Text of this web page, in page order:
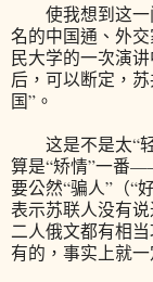
使我想到这一
名的中国通、外
民大学的一次演
后，可以断定，
国”。
这是不是太“轻
算是“矫情”一番
要公然“骗人”（“
表示苏联人没有
二人俄文都有相
有的，事实上就